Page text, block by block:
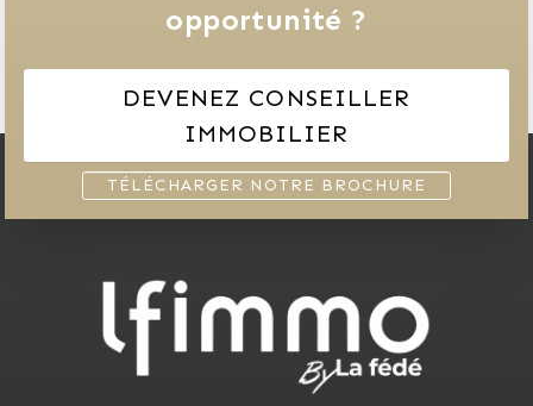
opportunité ?
DEVENEZ CONSEILLER
IMMOBILIER
TÉLÉCHARGER NOTRE BROCHURE